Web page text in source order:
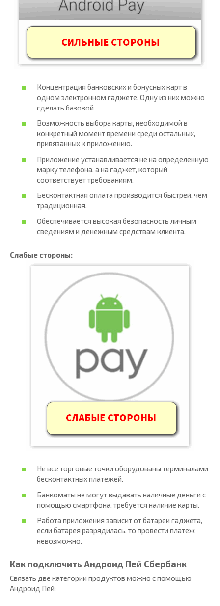
Концентрация банковских и бонусных карт в
одном электронном гаджете. Одну из них можно
сделать базовой.
Возможность выбора карты, необходимой в
конкретный момент времени среди остальных,
привязанных к приложению.
Приложение устанавливается не на определенную
марку телефона, а на гаджет, который
соответствует требованиям.
Бесконтактная оплата производится быстрей, чем
традиционная.
Обеспечивается высокая безопасность личным
сведениям и денежным средствам клиента.
Слабые стороны:
Не все торговые точки оборудованы терминалами
бесконтактных платежей.
Банкоматы не могут выдавать наличные деньги с
помощью смартфона, требуется наличие карты.
Работа приложения зависит от батареи гаджета,
если батарея разрядилась, то провести платеж
невозможно.
Как подключить Андроид Пей Сбербанк
Связать две категории продуктов можно с помощью
Андроид Пей: